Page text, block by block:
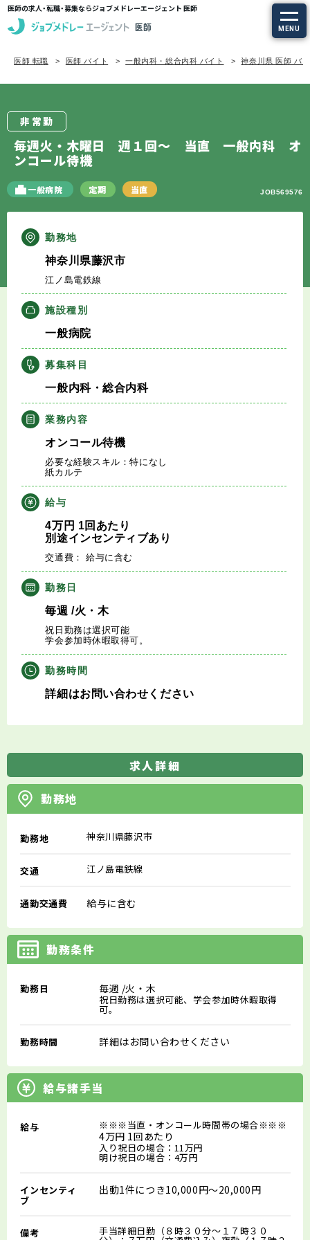
医師の求人・転職・募集ならジョブメドレーエージェント 医師
MENU
求人を探す
定期非常勤の求人
エージェントサービスTOP
サービスの流れ
キャリアアドバイザー紹介
医師の求人・転職Q&A
知りたい・聞きたい
転職成功事例
医師の転職マニュアル
データで見る医師の平均年収
医師に役立つ取材記事
大学医局紹介
医師 転職 医師 バイト 一般内科・総合内科 バイト 神奈川県 医師 バ
非常勤
毎週火・木曜日 週１回～ 当直 一般内科 オ
ンコール待機
一般病院 定期 当直 JOB569576
勤務地
神奈川県藤沢市
江ノ島電鉄線
施設種別
一般病院
募集科目
一般内科・総合内科
業務内容
オンコール待機
必要な経験スキル：特になし
紙カルテ
給与
4万円 1回あたり
別途インセンティブあり
交通費： 給与に含む
勤務日
毎週 /火・木
祝日勤務は選択可能
学会参加時休暇取得可。
勤務時間
詳細はお問い合わせください
求人詳細
勤務地
勤務地 神奈川県藤沢市
交通 江ノ島電鉄線
通勤交通費 給与に含む
勤務条件
勤務日 毎週 /火・木
祝日勤務は選択可能、学会参加時休暇取得
可。
勤務時間 詳細はお問い合わせください
給与諸手当
給与 ※※※当直・オンコール時間帯の場合※※※
4万円 1回あたり
入り祝日の場合：11万円
明け祝日の場合：4万円
インセンティ
ブ
出動1件につき10,000円～20,000円
備考 手当詳細日勤（８時３０分～１７時３０